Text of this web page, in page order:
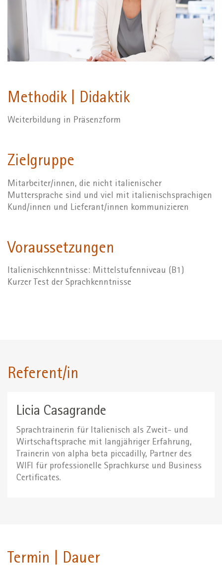
Methodik | Didaktik
Weiterbildung in Präsenzform
Zielgruppe
Mitarbeiter/innen, die nicht italienischer
Muttersprache sind und viel mit italienischsprachigen
Kund/innen und Lieferant/innen kommunizieren
Voraussetzungen
Italienischkenntnisse: Mittelstufenniveau (B1)
Kurzer Test der Sprachkenntnisse
Referent/in
Licia Casagrande
Sprachtrainerin für Italienisch als Zweit- und
Wirtschaftsprache mit langjähriger Erfahrung,
Trainerin von alpha beta piccadilly, Partner des
WIFI für professionelle Sprachkurse und Business
Certificates.
Termin | Dauer